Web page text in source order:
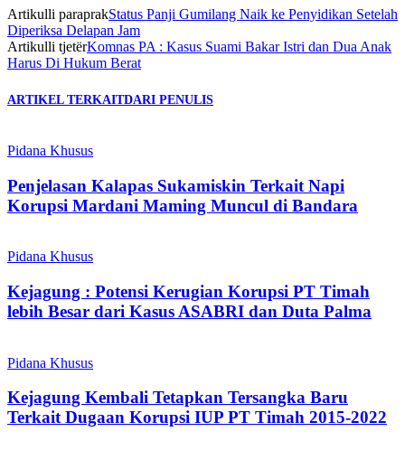
Artikulli paraprakStatus Panji Gumilang Naik ke Penyidikan Setelah
Diperiksa Delapan Jam
Artikulli tjetërKomnas PA : Kasus Suami Bakar Istri dan Dua Anak
Harus Di Hukum Berat
ARTIKEL TERKAITDARI PENULIS
Pidana Khusus
Penjelasan Kalapas Sukamiskin Terkait Napi
Korupsi Mardani Maming Muncul di Bandara
Pidana Khusus
Kejagung : Potensi Kerugian Korupsi PT Timah
lebih Besar dari Kasus ASABRI dan Duta Palma
Pidana Khusus
Kejagung Kembali Tetapkan Tersangka Baru
Terkait Dugaan Korupsi IUP PT Timah 2015-2022